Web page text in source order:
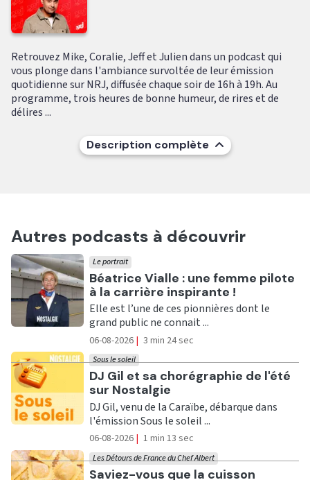
Retrouvez Mike, Coralie, Jeff et Julien dans un podcast qui
vous plonge dans l'ambiance survoltée de leur émission
quotidienne sur NRJ, diffusée chaque soir de 16h à 19h. Au
programme, trois heures de bonne humeur, de rires et de
délires ...
Description complète
Autres podcasts à découvrir
Ecouter
Béatrice Vialle : une femme pilote
à la carrière inspirante !
Le portrait
Elle est l’une de ces pionnières dont le
grand public ne connait ...
06-08-2026 | 3 min 24 sec
Ecouter
DJ Gil et sa chorégraphie de l'été
sur Nostalgie
Sous le soleil
DJ Gil, venu de la Caraïbe, débarque dans
l'émission Sous le soleil ...
06-08-2026 | 1 min 13 sec
Ecouter
Saviez-vous que la cuisson
Les Détours de France du Chef Albert